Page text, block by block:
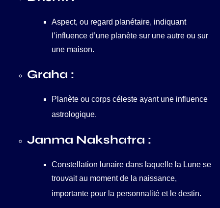
Aspect, ou regard planétaire, indiquant
l’influence d’une planète sur une autre ou sur
une maison.
Graha :
Planète ou corps céleste ayant une influence
astrologique.
Janma Nakshatra :
Constellation lunaire dans laquelle la Lune se
trouvait au moment de la naissance,
importante pour la personnalité et le destin.